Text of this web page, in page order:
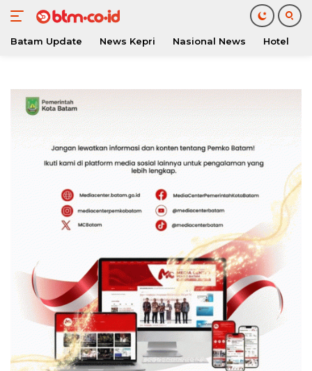
konten
Batam Update News Kepri Nasional News Hotel